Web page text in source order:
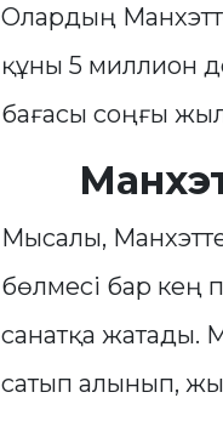
Олардың
құны 5 миллион
бағасы соңғы
Мысалы,
бөлмесі бар кең
санатқа жатады.
сатып алынып,